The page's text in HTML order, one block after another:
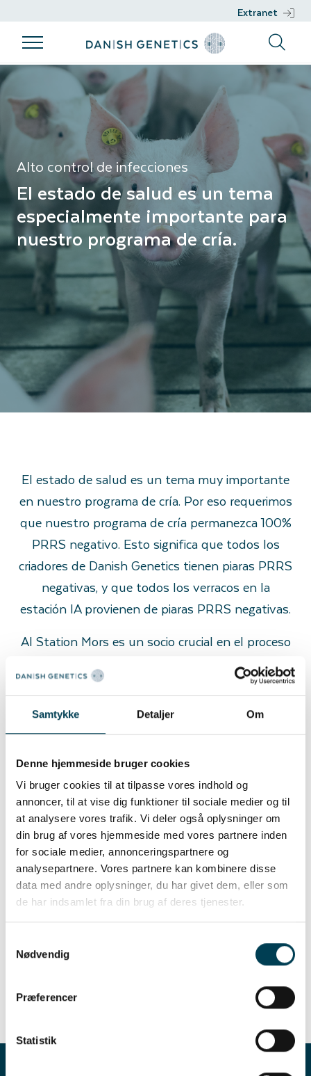
Samtykke Detaljer Om
Denne hjemmeside bruger cookies
Vi bruger cookies til at tilpasse vores indhold og
annoncer, til at vise dig funktioner til sociale medier og til
at analysere vores trafik. Vi deler også oplysninger om
din brug af vores hjemmeside med vores partnere inden
for sociale medier, annonceringspartnere og
analysepartnere. Vores partnere kan kombinere disse
data med andre oplysninger, du har givet dem, eller som
de har indsamlet fra din brug af deres tjenester.
Nødvendig
Præferencer
Statistik
Extranet
Productos
Productos
Razas
Semen
Programa de
cría
Programa de
cría
Filosofía de
cría
Objetivos de
cría
Sostenibilidad
Salud
Trabajo
genético
Trabajo
genético
DGENES
Información
fenotípica
Selección
genómica
Proyectos
Apoyo
Apoyo
Nucleus
Management
Alto control de infecciones
Alto control de infecciones
El estado de salud es un tema
especialmente importante para
nuestro programa de cría.
El estado de salud es un tema muy importante
en nuestro programa de cría. Por eso requerimos
que nuestro programa de cría permanezca 100%
PRRS negativo. Esto significa que todos los
criadores de Danish Genetics tienen piaras PRRS
negativas, y que todos los verracos en la
estación IA provienen de piaras PRRS negativas.
AI Station Mors es un socio crucial en el proceso
para mantener este alto estándar de salud. En la
estación de IA encontramos porquerizas
separadas de Danish Genetics. Las porquerizas
son únicas en Dinamarca ya que se instalan rayos
aumentar el control de infecciones.
También llevamos a cabo un programa completo
de pruebas en nuestras estaciones IA, por
ejemplo, pruebas de PCR semanales.